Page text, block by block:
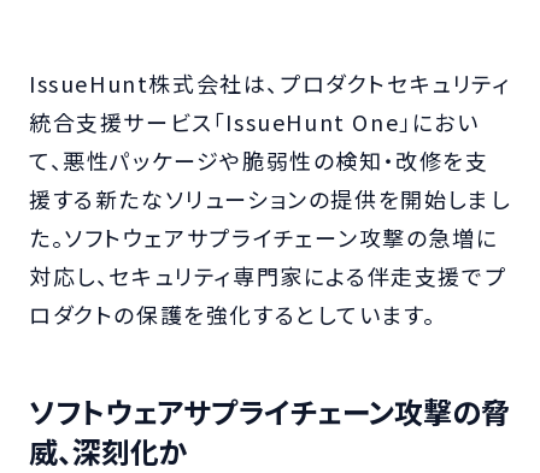
IssueHunt株式会社は、プロダクトセキュリティ
統合支援サービス「IssueHunt One」におい
て、悪性パッケージや脆弱性の検知・改修を支
援する新たなソリューションの提供を開始しまし
た。ソフトウェアサプライチェーン攻撃の急増に
対応し、セキュリティ専門家による伴走支援でプ
ロダクトの保護を強化するとしています。
ソフトウェアサプライチェーン攻撃の脅
威、深刻化か